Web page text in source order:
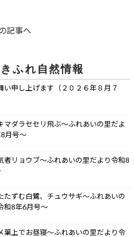
事へ
ふれ自然情報
い申し上げます（２０２６年８月７
マダラセセリ飛ぶ～ふれあいの里だよ
月号～
者リョウブ～ふれあいの里だより令和8
たずむ白鷺、チュウサギ～ふれあいの
和8年6月号～
葉上でお昼寝～ふれあいの里だより令